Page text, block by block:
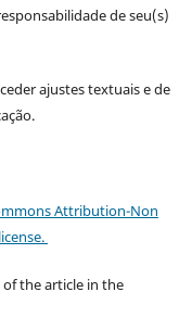
de seu(s)
ajustes textuais e de
Attribution-Non
the article in the